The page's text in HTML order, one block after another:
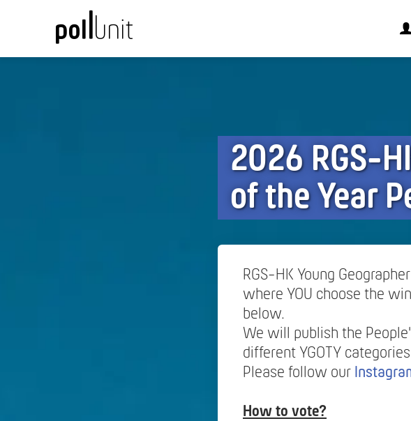
2026 RGS-
of the Year
RGS-HK Young
where YOU choose the
below.
We will publish the
different YGOTY
Please follow our
How to vote?